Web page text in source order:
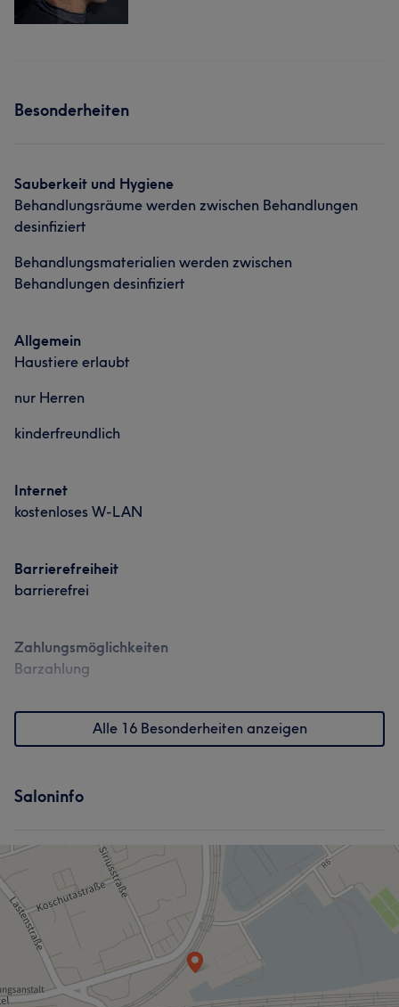
Besonderheiten
Sauberkeit und Hygiene
Behandlungsräume werden zwischen Behandlungen
desinfiziert
Behandlungsmaterialien werden zwischen
Behandlungen desinfiziert
Allgemein
Haustiere erlaubt
nur Herren
kinderfreundlich
Internet
kostenloses W-LAN
Barrierefreiheit
barrierefrei
Zahlungsmöglichkeiten
Barzahlung
Alle 16 Besonderheiten anzeigen
Saloninfo